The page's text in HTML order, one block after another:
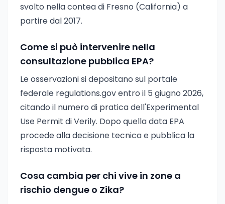
svolto nella contea di Fresno (California) a
partire dal 2017.
Come si può intervenire nella
consultazione pubblica EPA?
Le osservazioni si depositano sul portale
federale regulations.gov entro il 5 giugno 2026,
citando il numero di pratica dell'Experimental
Use Permit di Verily. Dopo quella data EPA
procede alla decisione tecnica e pubblica la
risposta motivata.
Cosa cambia per chi vive in zone a
rischio dengue o Zika?